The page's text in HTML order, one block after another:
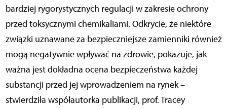
bardziej rygorystycznych regulacji w zakresie ochrony
przed toksycznymi chemikaliami. Odkrycie, że niektóre
związki uznawane za bezpieczniejsze zamienniki również
mogą negatywnie wpływać na zdrowie, pokazuje, jak
ważna jest dokładna ocena bezpieczeństwa każdej
substancji przed jej wprowadzeniem na rynek –
stwierdziła współautorka publikacji, prof. Tracey